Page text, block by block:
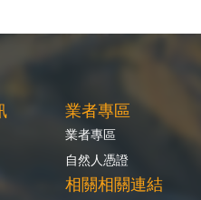
業者專區
業者專區
自然人憑證
相關相關連結